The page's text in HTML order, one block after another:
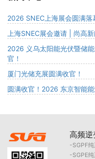
2026 SNEC上海展会圆满
上海SNEC展会邀请 | 尚高
2026 义乌太阳能光伏暨储
官！
厦门光储充展圆满收官！
圆满收官！2026 东京智能
高频逆
SGPF
SGPE